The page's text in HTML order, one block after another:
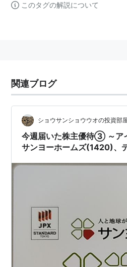
このタグの解説について
関連ブログ
ショウサンショウウオの投資部
今週届いた株主優待③ ～ア
サンヨーホームズ(1420)、